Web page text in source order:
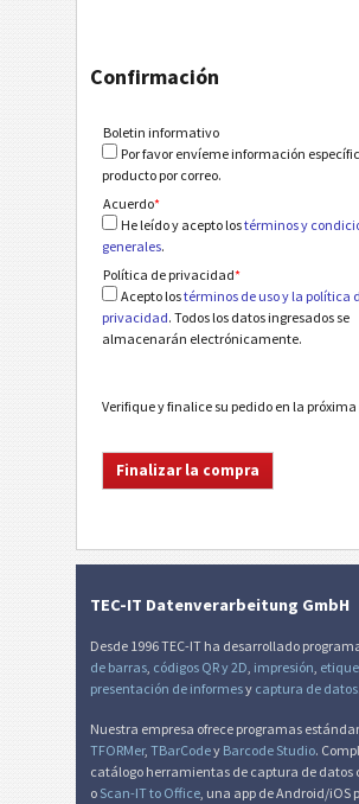
Confirmación
Boletin informativo
Por favor envíeme información
producto por correo.
Acuerdo*
He leído y acepto lostérminos y
generales.
Política de privacidad*
Acepto lostérminos de uso y la política
privacidad. Todos los datos ingresados se
almacenarán electrónicamente.
Verifique y finalice su pedido en la
TEC-IT Datenverarbeitung GmbH
Desde 1996 TEC-IT ha desarrollado
de barras, códigos QR y 2D, impresión,
presentación de informesy captura de datos
Nuestra empresa ofrece programas
TFORMer, TBarCodey Barcode Studio.
catálogo herramientas de captura de datos
o Scan-IT to Office, una app de Android/iOS